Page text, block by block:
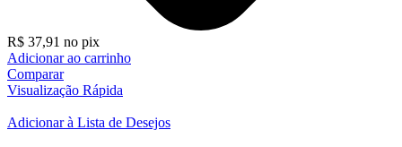
R$ 37,91 no pix
Adicionar ao carrinho
Comparar
Visualização Rápida
Adicionar à Lista de Desejos